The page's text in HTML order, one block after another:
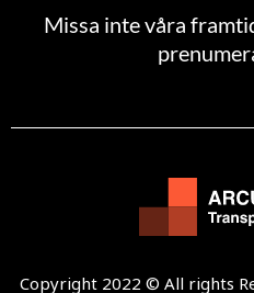
Missa inte våra
Copyright 2022 © All rights